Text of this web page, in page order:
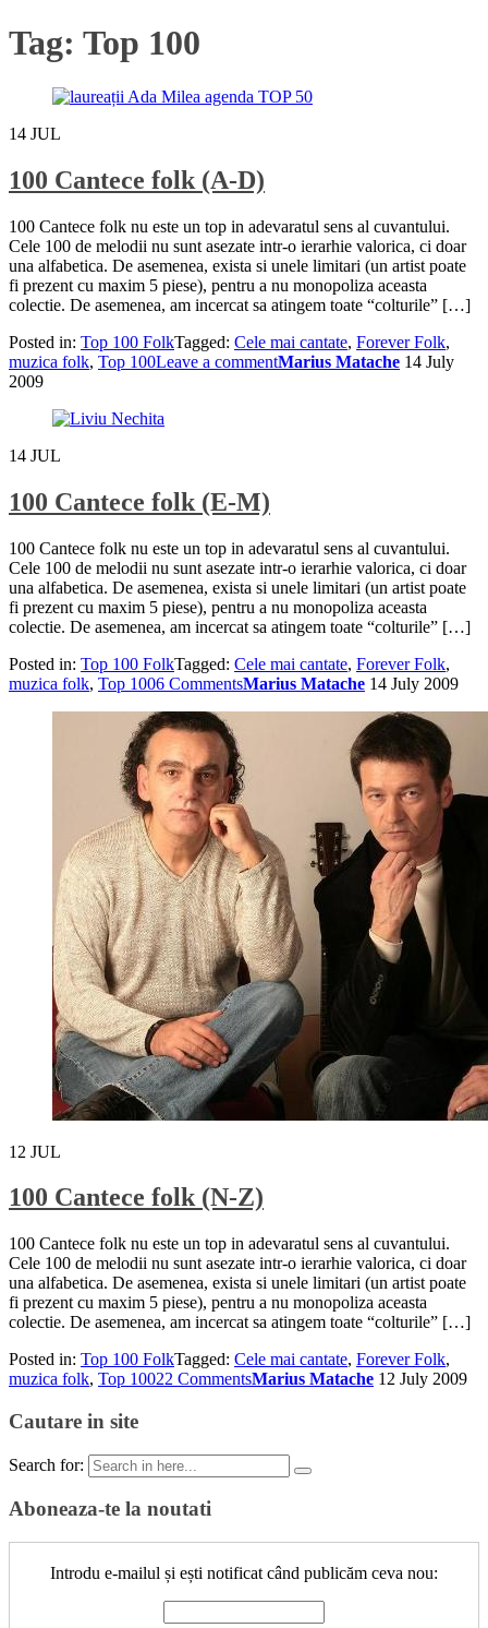
Tag: Top 100
14 JUL
100 Cantece folk (A-D)
100 Cantece folk nu este un top in adevaratul sens al cuvantului.
Cele 100 de melodii nu sunt asezate intr-o ierarhie valorica, ci doar
una alfabetica. De asemenea, exista si unele limitari (un artist poate
fi prezent cu maxim 5 piese), pentru a nu monopoliza aceasta
colectie. De asemenea, am incercat sa atingem toate “colturile” […]
Posted in: Top 100 FolkTagged: Cele mai cantate, Forever Folk,
muzica folk, Top 100Leave a commentMarius Matache 14 July
2009
14 JUL
100 Cantece folk (E-M)
100 Cantece folk nu este un top in adevaratul sens al cuvantului.
Cele 100 de melodii nu sunt asezate intr-o ierarhie valorica, ci doar
una alfabetica. De asemenea, exista si unele limitari (un artist poate
fi prezent cu maxim 5 piese), pentru a nu monopoliza aceasta
colectie. De asemenea, am incercat sa atingem toate “colturile” […]
Posted in: Top 100 FolkTagged: Cele mai cantate, Forever Folk,
muzica folk, Top 1006 CommentsMarius Matache 14 July 2009
12 JUL
100 Cantece folk (N-Z)
100 Cantece folk nu este un top in adevaratul sens al cuvantului.
Cele 100 de melodii nu sunt asezate intr-o ierarhie valorica, ci doar
una alfabetica. De asemenea, exista si unele limitari (un artist poate
fi prezent cu maxim 5 piese), pentru a nu monopoliza aceasta
colectie. De asemenea, am incercat sa atingem toate “colturile” […]
Posted in: Top 100 FolkTagged: Cele mai cantate, Forever Folk,
muzica folk, Top 10022 CommentsMarius Matache 12 July 2009
Cautare in site
Search for:
Aboneaza-te la noutati
Introdu e-mailul și ești notificat când publicăm ceva nou: